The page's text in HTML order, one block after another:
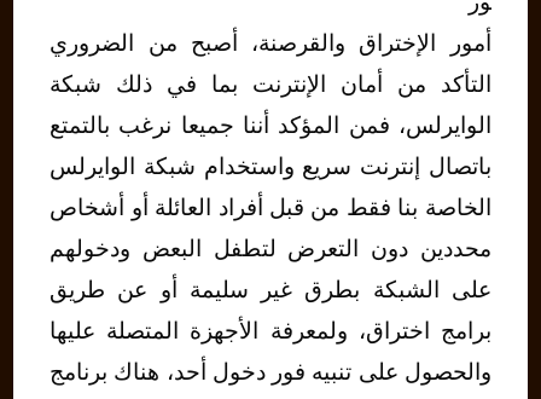
أمور الإختراق والقرصنة، أصبح من الضروري
التأكد من أمان الإنترنت بما في ذلك شبكة
الوايرلس، فمن المؤكد أننا جميعا نرغب بالتمتع
باتصال إنترنت سريع واستخدام شبكة الوايرلس
الخاصة بنا فقط من قبل أفراد العائلة أو أشخاص
محددين دون التعرض لتطفل البعض ودخولهم
على الشبكة بطرق غير سليمة أو عن طريق
برامج اختراق، ولمعرفة الأجهزة المتصلة عليها
والحصول على تنبيه فور دخول أحد، هناك برنامج